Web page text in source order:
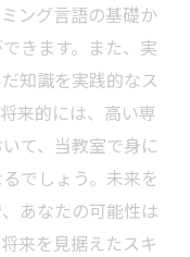
ング言語の基礎か
きます。また、実
知識を実践的なス
来的には、高い専
て、当教室で身に
でしょう。未来を
あなたの可能性は
来を見据えたスキ